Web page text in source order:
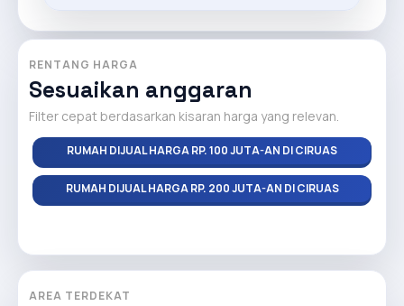
RENTANG HARGA
Sesuaikan anggaran
Filter cepat berdasarkan kisaran harga yang relevan.
RUMAH DIJUAL HARGA RP. 100 JUTA-AN DI CIRUAS
RUMAH DIJUAL HARGA RP. 200 JUTA-AN DI CIRUAS
AREA TERDEKAT